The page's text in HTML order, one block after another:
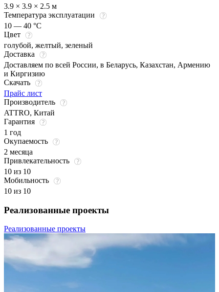
3.9 × 3.9 × 2.5 м
Температура эксплуатации
10 — 40 °C
Цвет
голубой, желтый, зеленый
Доставка
Доставляем по всей России, в Беларусь, Казахстан, Армению
и Киргизию
Скачать
Прайс лист
Производитель
ATTRO, Китай
Гарантия
1 год
Окупаемость
2 месяца
Привлекательность
10 из 10
Мобильность
10 из 10
Реализованные проекты
Реализованные проекты